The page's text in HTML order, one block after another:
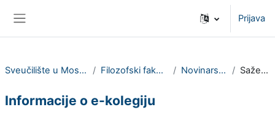
Prijava
Sveučilište u Mostaru Filozofski fakultet Novinarstvo Sažetak
Informacije o e-kolegiju